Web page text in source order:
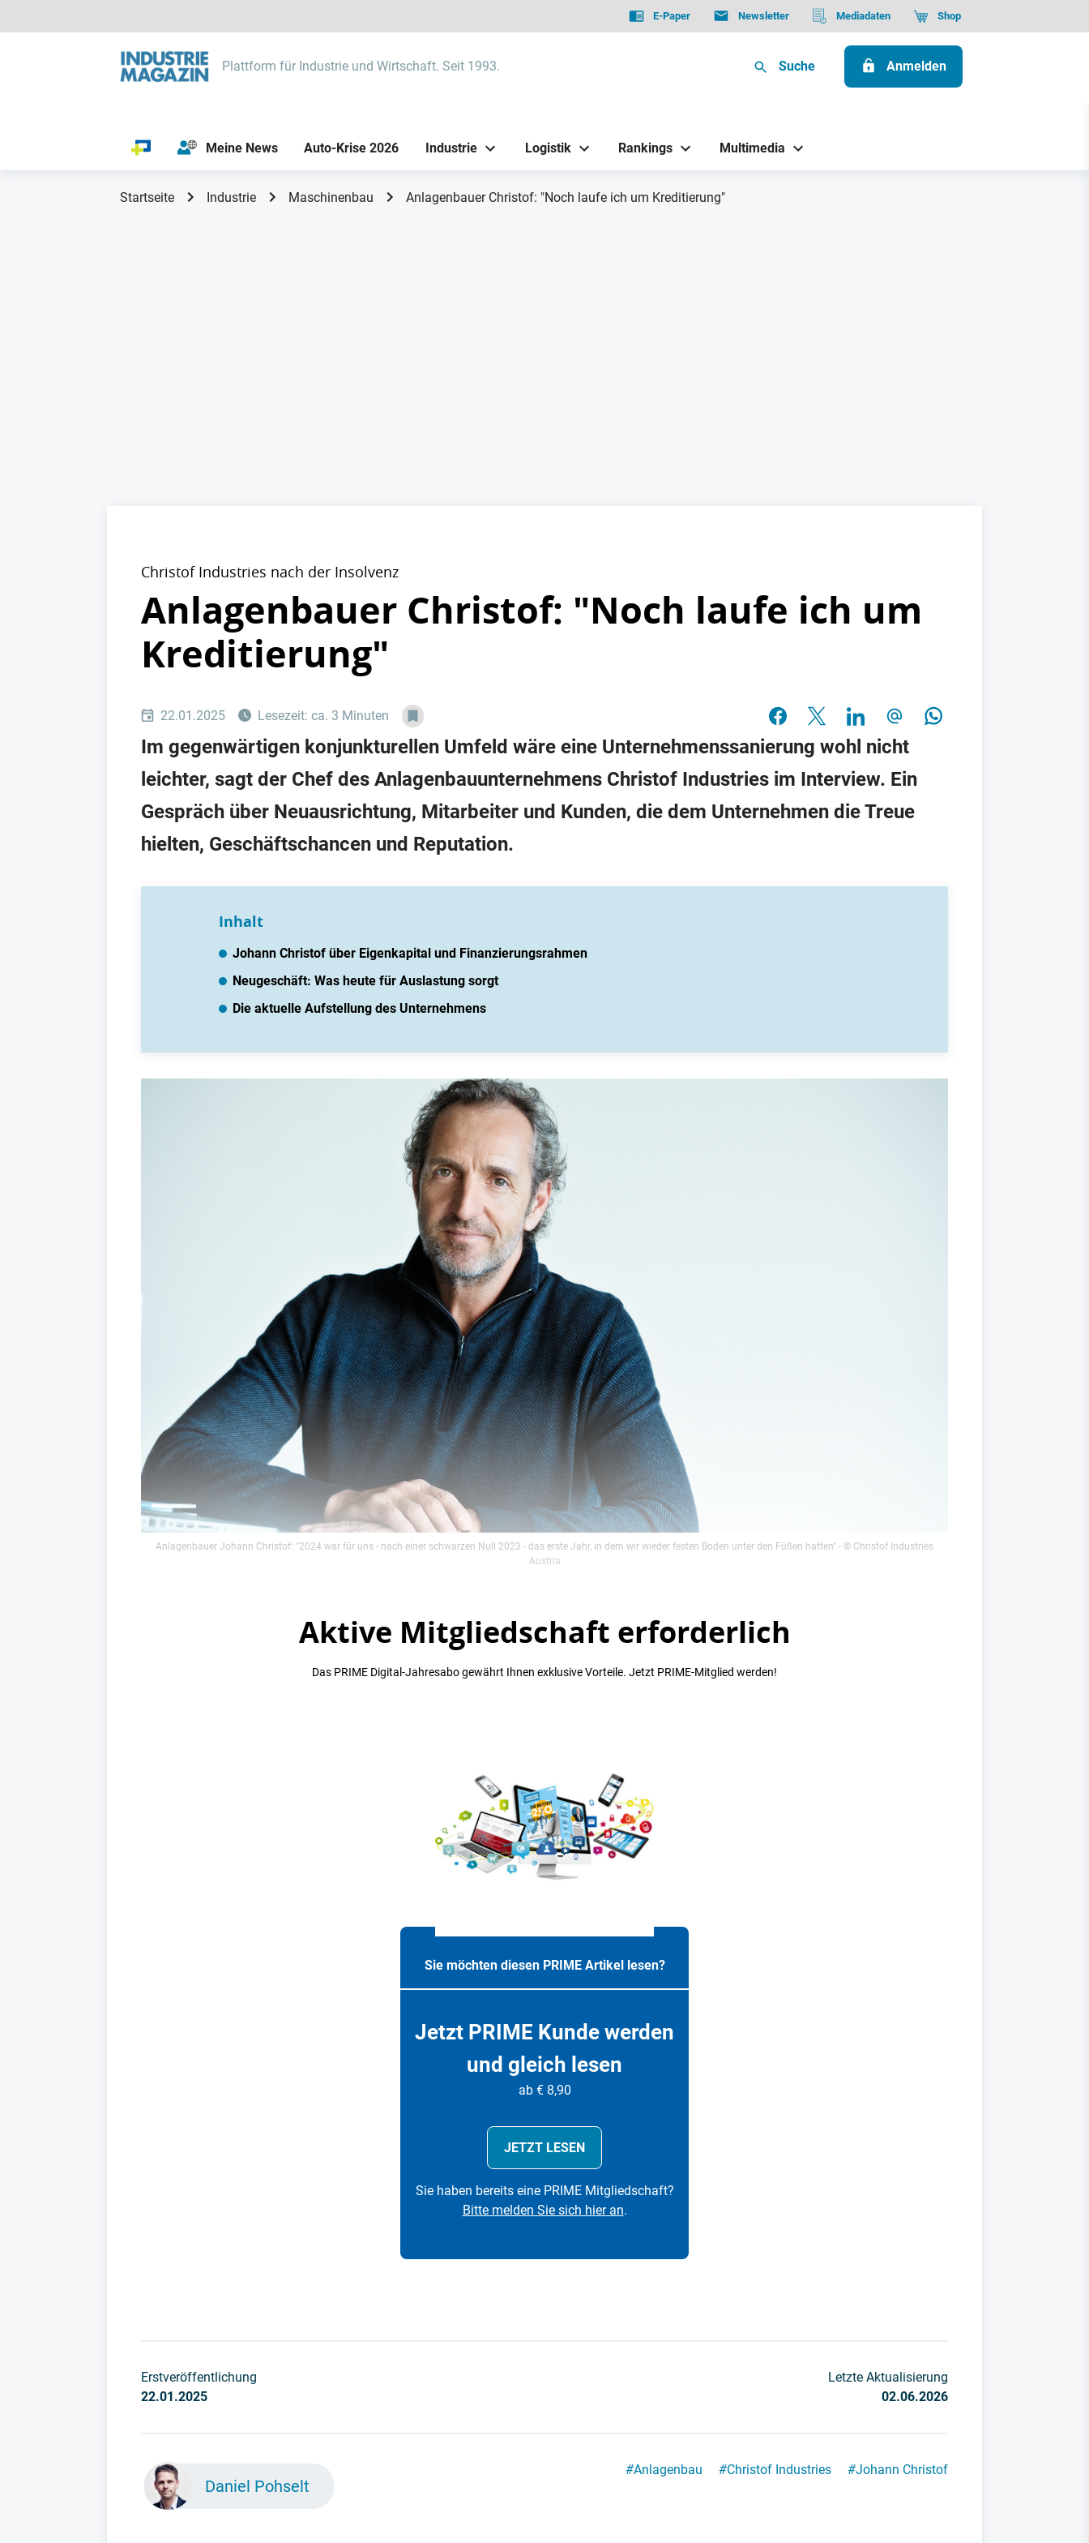
E-Paper Newsletter Mediadaten Shop
Plattform für Industrie und Wirtschaft. Seit 1993. Suche Anmelden
Meine News Auto-Krise 2026 Industrie Logistik Rankings Multimedia
Startseite Industrie Maschinenbau Anlagenbauer Christof: "Noch laufe ich um Kreditierung"
Christof Industries nach der Insolvenz
Anlagenbauer Christof: "Noch laufe ich um
Kreditierung"
22.01.2025 Lesezeit: ca. 3 Minuten
Im gegenwärtigen konjunkturellen Umfeld wäre eine Unternehmenssanierung wohl nicht
leichter, sagt der Chef des Anlagenbauunternehmens Christof Industries im Interview. Ein
Gespräch über Neuausrichtung, Mitarbeiter und Kunden, die dem Unternehmen die Treue
hielten, Geschäftschancen und Reputation.
Inhalt
Johann Christof über Eigenkapital und Finanzierungsrahmen
Neugeschäft: Was heute für Auslastung sorgt
Die aktuelle Aufstellung des Unternehmens
Anlagenbauer Johann Christof: "2024 war für uns - nach einer schwarzen Null 2023 - das erste Jahr, in dem wir wieder festen Boden unter den Füßen hatten" - © Christof Industries
Austria
Aktive Mitgliedschaft erforderlich
Das PRIME Digital-Jahresabo gewährt Ihnen exklusive Vorteile. Jetzt PRIME-Mitglied werden!
Sie möchten diesen PRIME Artikel lesen?
Jetzt PRIME Kunde werden
und gleich lesen
ab € 8,90
JETZT LESEN
Sie haben bereits eine PRIME Mitgliedschaft?
Bitte melden Sie sich hier an.
Erstveröffentlichung
22.01.2025
Letzte Aktualisierung
02.06.2026
Daniel Pohselt
#Anlagenbau #Christof Industries #Johann Christof